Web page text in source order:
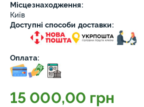
Місцезнаходження:
Київ
Доступні способи доставки:
Оплата:
15 000,00 грн